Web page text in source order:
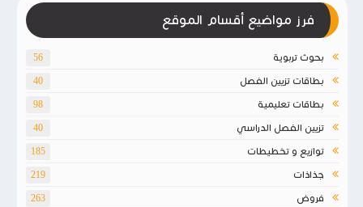
فرز مواضيع أقسام الموقع
بحوث تربوية 56
بطاقات تزيين الفصل 40
بطاقات تعليمية 98
تزيين الفصل الدراسي 40
توازيع و تخطيطات 185
جذاذات 219
فروض 263